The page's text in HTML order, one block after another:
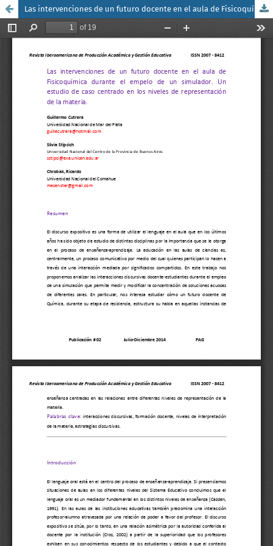
Las intervenciones de un futuro docente en el aula de Fisicoquímica durante el empelo de un simulador. Un estudio de caso centrado en los niveles de representación de la materia.